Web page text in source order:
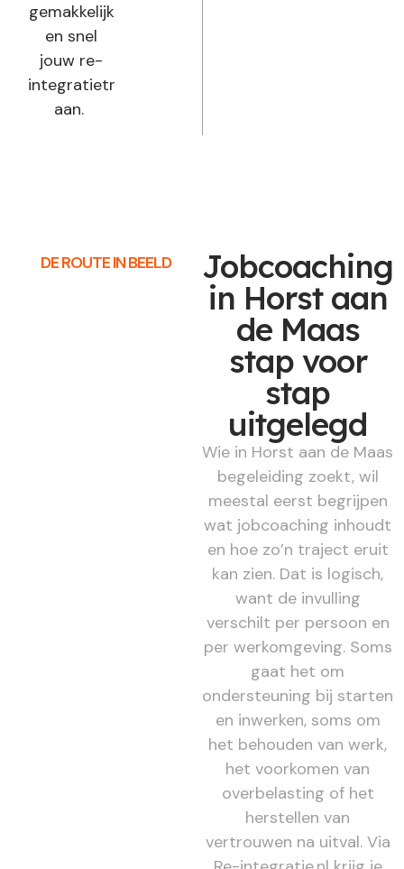
gemakkelijk
en snel
jouw re-
integratietraject
aan.
DE ROUTE IN BEELD Jobcoaching
in Horst aan
de Maas
stap voor
stap
uitgelegd
Wie in Horst aan de Maas
begeleiding zoekt, wil
meestal eerst begrijpen
wat jobcoaching inhoudt
en hoe zo’n traject eruit
kan zien. Dat is logisch,
want de invulling
verschilt per persoon en
per werkomgeving. Soms
gaat het om
ondersteuning bij starten
en inwerken, soms om
het behouden van werk,
het voorkomen van
overbelasting of het
herstellen van
vertrouwen na uitval. Via